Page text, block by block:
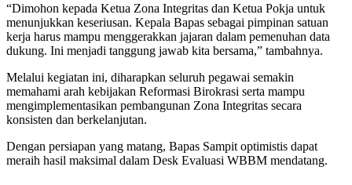
“Dimohon kepada Ketua Zona Integritas dan Ketua Pokja untuk
menunjukkan keseriusan. Kepala Bapas sebagai pimpinan satuan
kerja harus mampu menggerakkan jajaran dalam pemenuhan data
dukung. Ini menjadi tanggung jawab kita bersama,” tambahnya.
Melalui kegiatan ini, diharapkan seluruh pegawai semakin
memahami arah kebijakan Reformasi Birokrasi serta mampu
mengimplementasikan pembangunan Zona Integritas secara
konsisten dan berkelanjutan.
Dengan persiapan yang matang, Bapas Sampit optimistis dapat
meraih hasil maksimal dalam Desk Evaluasi WBBM mendatang.